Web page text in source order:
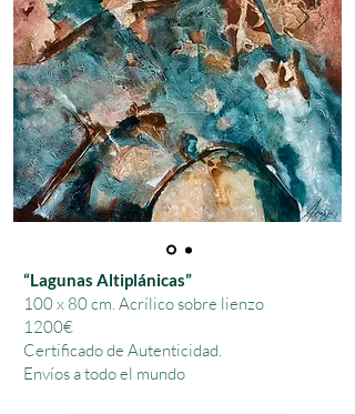
“Lagunas Altiplánicas”
100 x 80 cm. Acrílico sobre lienzo
1200€
Certificado de Autenticidad.
Envíos a todo el mundo